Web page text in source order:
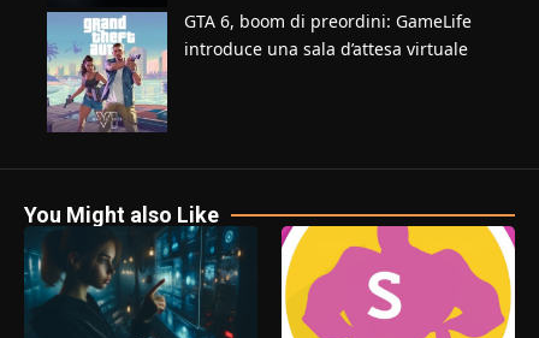
GTA 6, boom di preordini: GameLife
introduce una sala d’attesa virtuale
You Might also Like